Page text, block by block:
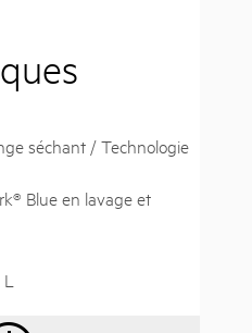
séchant / Technologie
Blue en lavage et